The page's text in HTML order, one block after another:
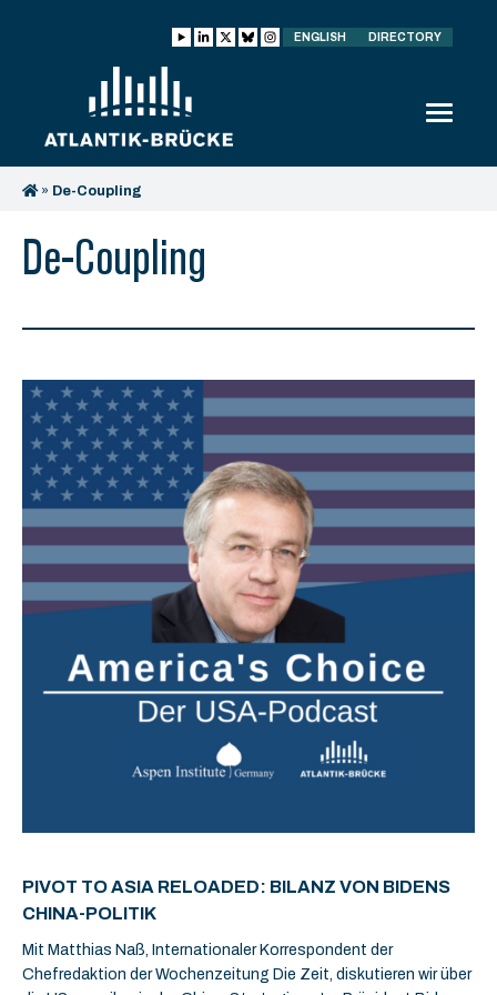
ENGLISH DIRECTORY
» De-Coupling
De-Coupling
PIVOT TO ASIA RELOADED: BILANZ VON BIDENS
CHINA-POLITIK
Mit Matthias Naß, Internationaler Korrespondent der
Chefredaktion der Wochenzeitung Die Zeit, diskutieren wir über